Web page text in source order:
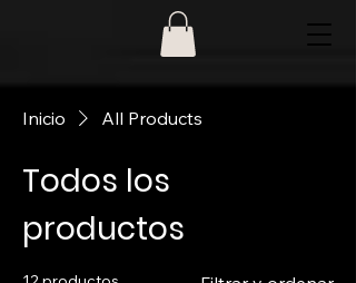
Inicio All Products
Todos los
productos